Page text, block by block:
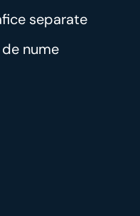
separate
nume